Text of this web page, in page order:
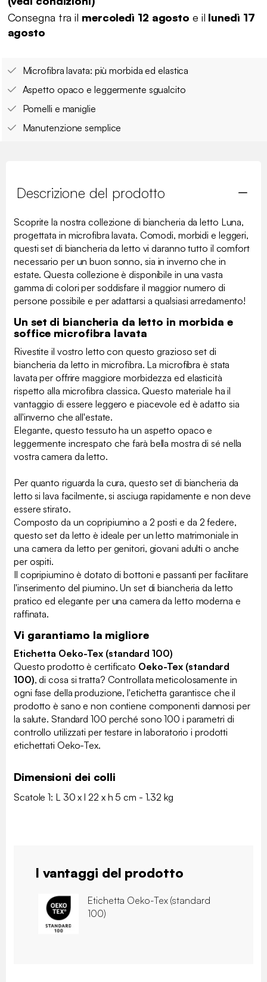
Consegna tra il mercoledì 12 agosto e il lunedì 17
agosto
Microfibra lavata: più morbida ed elastica
Aspetto opaco e leggermente sgualcito
Pomelli e maniglie
Manutenzione semplice
Descrizione del prodotto
Scoprite la nostra collezione di biancheria da letto Luna,
progettata in microfibra lavata. Comodi, morbidi e leggeri,
questi set di biancheria da letto vi daranno tutto il comfort
necessario per un buon sonno, sia in inverno che in
estate. Questa collezione è disponibile in una vasta
gamma di colori per soddisfare il maggior numero di
persone possibile e per adattarsi a qualsiasi arredamento!
Un set di biancheria da letto in morbida e
soffice microfibra lavata
Rivestite il vostro letto con questo grazioso set di
biancheria da letto in microfibra. La microfibra è stata
lavata per offrire maggiore morbidezza ed elasticità
rispetto alla microfibra classica. Questo materiale ha il
vantaggio di essere leggero e piacevole ed è adatto sia
all'inverno che all'estate.
Elegante, questo tessuto ha un aspetto opaco e
leggermente increspato che farà bella mostra di sé nella
vostra camera da letto.
Per quanto riguarda la cura, questo set di biancheria da
letto si lava facilmente, si asciuga rapidamente e non deve
essere stirato.
Composto da un copripiumino a 2 posti e da 2 federe,
questo set da letto è ideale per un letto matrimoniale in
una camera da letto per genitori, giovani adulti o anche
per ospiti.
Il copripiumino è dotato di bottoni e passanti per facilitare
l'inserimento del piumino. Un set di biancheria da letto
pratico ed elegante per una camera da letto moderna e
raffinata.
Vi garantiamo la migliore
Etichetta Oeko-Tex (standard 100)
Questo prodotto è certificato Oeko-Tex (standard
100), di cosa si tratta? Controllata meticolosamente in
ogni fase della produzione, l'etichetta garantisce che il
prodotto è sano e non contiene componenti dannosi per
la salute. Standard 100 perché sono 100 i parametri di
controllo utilizzati per testare in laboratorio i prodotti
etichettati Oeko-Tex.
Dimensioni dei colli
Scatole 1: L 30 x l 22 x h 5 cm - 1.32 kg
I vantaggi del prodotto
Etichetta Oeko-Tex (standard
100)